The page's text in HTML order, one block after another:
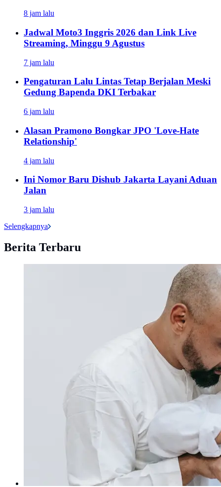
8 jam lalu
Jadwal Moto3 Inggris 2026 dan Link Live
Streaming, Minggu 9 Agustus
7 jam lalu
Pengaturan Lalu Lintas Tetap Berjalan Meski
Gedung Bapenda DKI Terbakar
6 jam lalu
Alasan Pramono Bongkar JPO 'Love-Hate
Relationship'
4 jam lalu
Ini Nomor Baru Dishub Jakarta Layani Aduan
Jalan
3 jam lalu
Selengkapnya
Berita Terbaru